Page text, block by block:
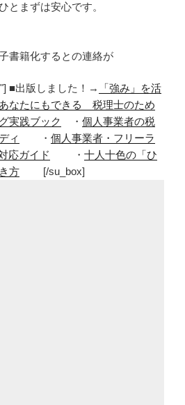
とまずは安心です。
書籍化するとの連絡が
■出版しました！→
「強み」を活
なたにもできる 税理士のため
実践ブック
・ 個人事業者の税
ィ
・ 個人事業者・フリーラ
応ガイド
・ 十人十色の「ひ
方 [/su_box]